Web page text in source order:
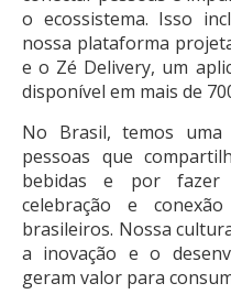
o ecossistema. Isso
nossa plataforma
e o Zé Delivery, um
disponível em mais de
No Brasil, temos
pessoas que
bebidas e por fazer
celebração e
brasileiros. Nossa
a inovação e o
geram valor para